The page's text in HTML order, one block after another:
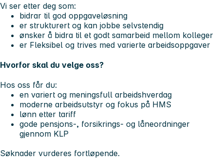
Vi ser etter deg som:
bidrar til god oppgaveløsning
er strukturert og kan jobbe selvstendig
ønsker å bidra til et godt samarbeid mellom kolleger
er Fleksibel og trives med varierte arbeidsoppgaver
Hvorfor skal du velge oss?
Hos oss får du:
en variert og meningsfull arbeidshverdag
moderne arbeidsutstyr og fokus på HMS
lønn etter tariff
gode pensjons-, forsikrings- og låneordninger
gjennom KLP
Søknader vurderes fortløpende.